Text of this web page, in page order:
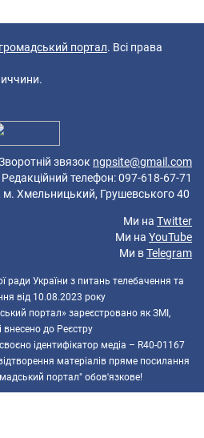
портал. Всі права
звязок ngpsite@gmail.com
телефон: 097-618-67-71
Хмельницький, Грушевського 40
Ми на Twitter
Ми на YouTube
Ми вTelegram
України з питань телебачення та
від 10.08.2023 року
портал» зареєстровано як ЗМІ,
внесено до Реєстру
ідентифікатор медіа – R40-01167
матеріалів пряме посилання
портал" обов'язкове!